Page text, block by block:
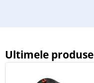
Ultimele produse